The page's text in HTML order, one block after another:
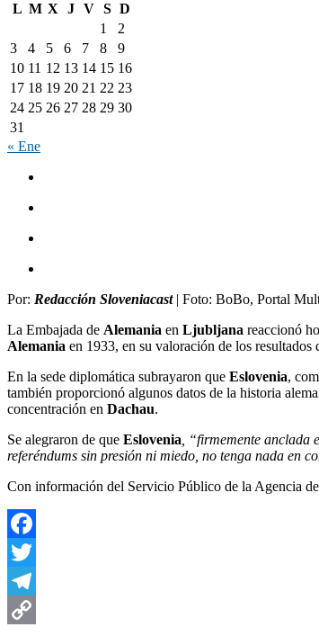
L M X J V S D
1
2
3
4 5 6 7 8
9
10 11 12 13 14 15 16
17 18 19 20 21 22 23
24 25 26 27 28 29 30
31
« Ene
Por: Redacción Sloveniacast| Foto: BoBo, Portal
La Embajada de Alemania en Ljubljana reaccionó
Alemania en 1933, en su valoración de los
En la sede diplomática subrayaron que Eslovenia,
también proporcionó algunos datos de la historia
concentración en Dachau.
Se alegraron de que Eslovenia , “firmemente
referéndums sin presión ni miedo, no tenga nada en
Con información del Servicio Público de la Agencia
Facebook
Twitter
Telegram